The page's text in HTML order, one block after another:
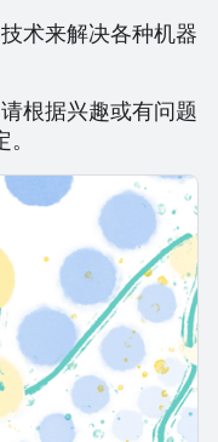
术来解决各种机器
根据兴趣或有问题